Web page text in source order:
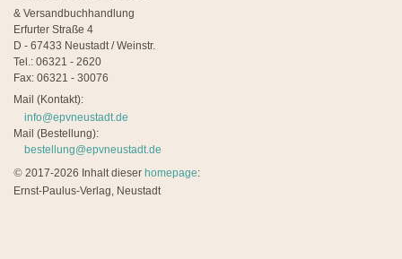
& Versandbuchhandlung
Erfurter Straße 4
D - 67433 Neustadt / Weinstr.
Tel.: 06321 - 2620
Fax: 06321 - 30076
Mail (Kontakt):
info@epvneustadt.de
Mail (Bestellung):
bestellung@epvneustadt.de
© 2017-2026 Inhalt dieser homepage:
Ernst-Paulus-Verlag, Neustadt